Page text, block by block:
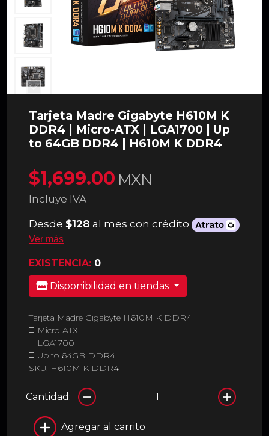
Tarjeta Madre Gigabyte H610M K
DDR4 | Micro-ATX | LGA1700 | Up
to 64GB DDR4 | H610M K DDR4
$1,699.00 MXN
Incluye IVA
Desde $128 al mes con crédito
Ver más
EXISTENCIA: 0
Disponibilidad en tiendas
Tarjeta Madre Gigabyte H610M K DDR4
◻️ Micro-ATX
◻️ LGA1700
◻️ Up to 64GB DDR4
SKU: H610M K DDR4
Cantidad:
Agregar al carrito